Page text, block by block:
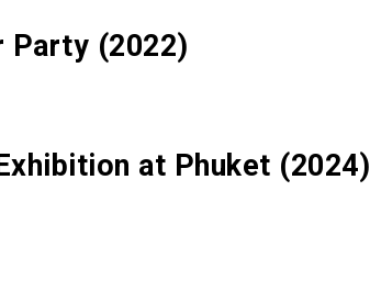
Party (2022)
at Phuket (2024)